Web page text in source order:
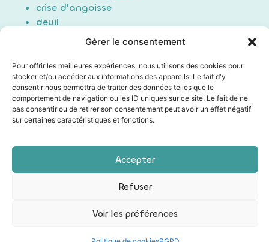
Gérer le consentement
Pour offrir les meilleures expériences, nous utilisons des cookies pour
stocker et/ou accéder aux informations des appareils. Le fait d'y
consentir nous permettra de traiter des données telles que le
comportement de navigation ou les ID uniques sur ce site. Le fait de ne
pas consentir ou de retirer son consentement peut avoir un effet négatif
sur certaines caractéristiques et fonctions.
Accepter
Refuser
Voir les préférences
crise d'angoisse
deuil
hypnose
maigrir / perte de poids
Non classé
poids du passé
Sommeil/Dormir
Conditions générales de vente
| Création web et SEO